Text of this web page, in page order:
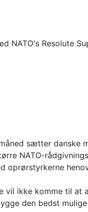
NATO's Resolute
sætter danske
NATO-
oprørstyrkerne
vil ikke komme til at
den bedst